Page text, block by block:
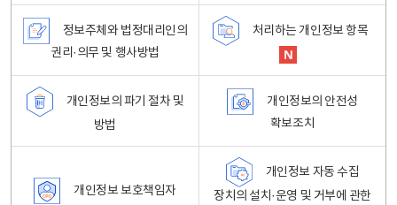
정보주체와 법정대리인의
권리·의무 및 행사방법
처리하는 개인정보 항목
개인정보의 파기 절차 및
방법
개인정보의 안전성
확보조치
개인정보 보호책임자
개인정보 자동 수집
장치의 설치·운영 및 거부에 관한